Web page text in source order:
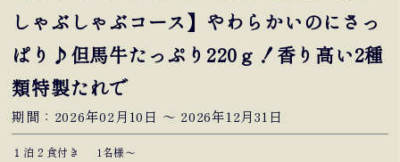
しゃぶしゃぶコース】やわらかいのにさっ
ぱり♪但馬牛たっぷり220ｇ！香り高い2種
類特製たれで
期間：2026年02月10日 〜 2026年12月31日
１泊２食付き
1名様～